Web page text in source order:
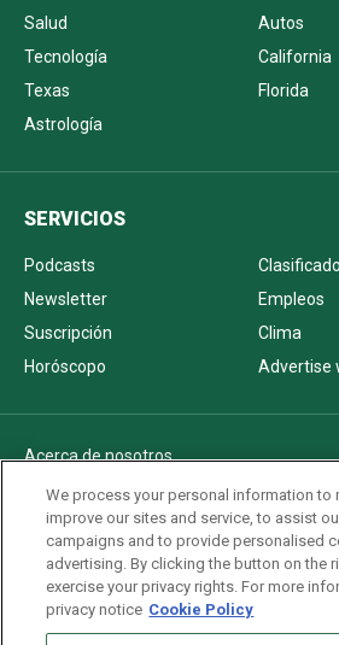
Salud
Autos
Tecnología
California
Texas
Florida
Astrología
SERVICIOS
Podcasts
Newsletter
Empleos
Suscripción
Clima
Horóscopo
Advertise
Acerca de nosotros
Politica de privacidad
Pautas Editoriales
AdChoices
Advertise with us
Newsletters
We process your personal information to
improve our sites and service, to assist
campaigns and to provide personalised
advertising. By clicking the button on the
exercise your privacy rights. For more
privacy notice Cookie Policy